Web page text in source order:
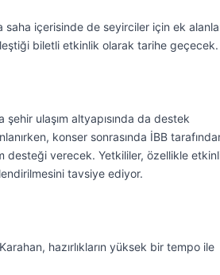
içerisinde de seyirciler için ek
biletli etkinlik olarak tarihe geçecek.
ulaşım altyapısında da destek
konser sonrasında İBB
desteği verecek. Yetkililer, özellikle
tavsiye ediyor.
hazırlıkların yüksek bir tempo ile